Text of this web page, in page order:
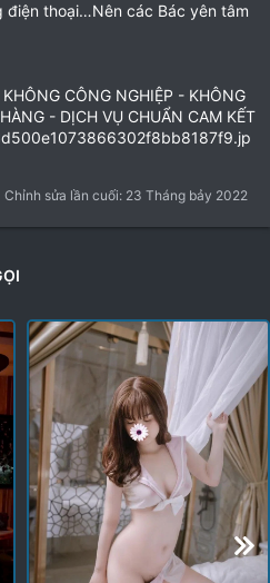
điện thoại…Nên các Bác yên tâm
CÔNG NGHIỆP - KHÔNG
- DỊCH VỤ CHUẨN CAM KẾT
Chỉnh sửa lần cuối: 23 Tháng bảy 2022